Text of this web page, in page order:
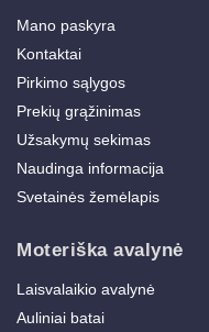
Mano paskyra
Kontaktai
Pirkimo sąlygos
Prekių grąžinimas
Užsakymų sekimas
Naudinga informacija
Svetainės žemėlapis
Moteriška avalynė
Laisvalaikio avalynė
Auliniai batai